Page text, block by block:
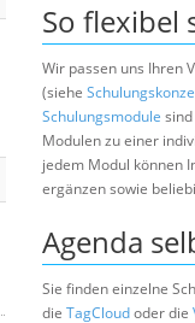
So flexibel
Wir passen uns Ihren
(siehe
Schulungsmodule
Modulen zu einer
jedem Modul können
ergänzen sowie
Agenda
Sie finden einzelne
die TagCloudoder die